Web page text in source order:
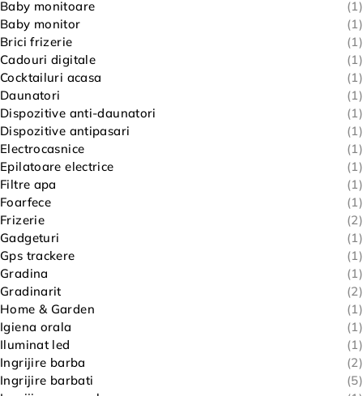
Baby monitoare
(1)
Baby monitor
(1)
Brici frizerie
(1)
Cadouri digitale
(1)
Cocktailuri acasa
(1)
Daunatori
(1)
Dispozitive anti-daunatori
(1)
Dispozitive antipasari
(1)
Electrocasnice
(1)
Epilatoare electrice
(1)
Filtre apa
(1)
Foarfece
(1)
Frizerie
(2)
Gadgeturi
(1)
Gps trackere
(1)
Gradina
(1)
Gradinarit
(2)
Home & Garden
(1)
Igiena orala
(1)
Iluminat led
(1)
Ingrijire barba
(2)
Ingrijire barbati
(5)